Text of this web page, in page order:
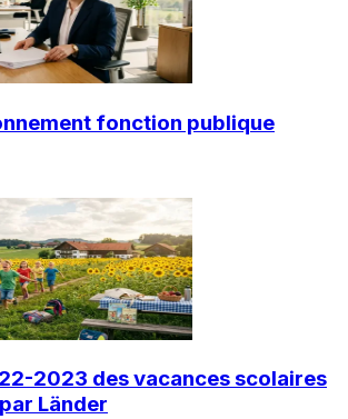
fonction publique
2023 des vacances scolaires
Länder